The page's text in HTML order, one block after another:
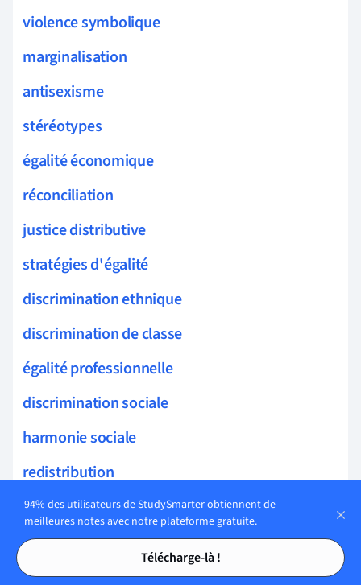
Tables des matières
Tables des matières
violence symbolique
marginalisation
antisexisme
stéréotypes
égalité économique
réconciliation
justice distributive
stratégies d'égalité
discrimination ethnique
discrimination de classe
égalité professionnelle
discrimination sociale
harmonie sociale
redistribution
protection des droits
problématiques sociales
égalité juridique
94% des utilisateurs de StudySmarter obtiennent de
meilleures notes avec notre plateforme gratuite.
Télécharge-là !